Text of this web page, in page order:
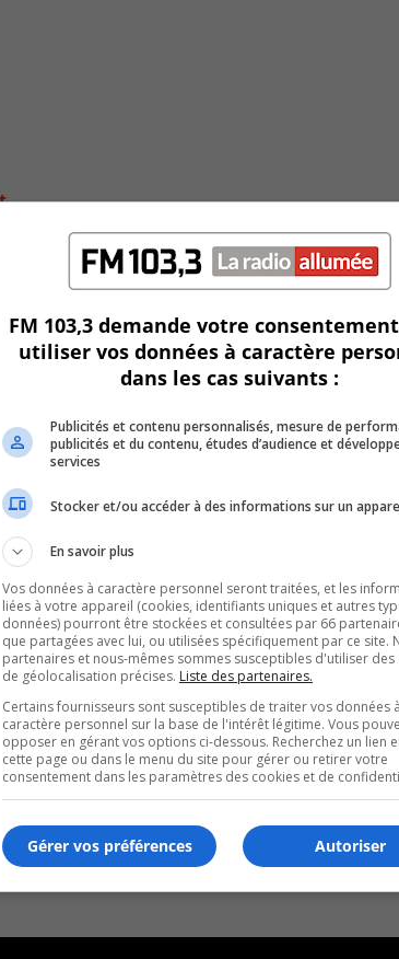
FM 103,3 demande votre
utiliser vos données à caractère
dans les cas suivants :
Publicités et contenu personnalisés, mesure de
publicités et du contenu, études d’audience et
services
Stocker et/ou accéder à des informations sur un
En savoir plus
Vos données à caractère personnel seront traitées, et les
liées à votre appareil (cookies, identifiants uniques et autres
données) pourront être stockées et consultées par 66
que partagées avec lui, ou utilisées spécifiquement par ce site.
partenaires et nous-mêmes sommes susceptibles d'utiliser des
de géolocalisation précises. Liste des partenaires.
Certains fournisseurs sont susceptibles de traiter vos données à
caractère personnel sur la base de l'intérêt légitime. Vous
opposer en gérant vos options ci-dessous. Recherchez un lien
cette page ou dans le menu du site pour gérer ou retirer votre
consentement dans les paramètres des cookies et de
Autoriser
Gérer vos préférences